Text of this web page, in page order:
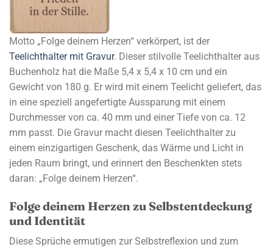
Motto „Folge deinem Herzen“ verkörpert, ist der
Teelichthalter mit Gravur. Dieser stilvolle Teelichthalter aus
Buchenholz hat die Maße 5,4 x 5,4 x 10 cm und ein
Gewicht von 180 g. Er wird mit einem Teelicht geliefert, das
in eine speziell angefertigte Aussparung mit einem
Durchmesser von ca. 40 mm und einer Tiefe von ca. 12
mm passt. Die Gravur macht diesen Teelichthalter zu
einem einzigartigen Geschenk, das Wärme und Licht in
jeden Raum bringt, und erinnert den Beschenkten stets
daran: „Folge deinem Herzen“.
Folge deinem Herzen zu Selbstentdeckung
und Identität
Diese Sprüche ermutigen zur Selbstreflexion und zum